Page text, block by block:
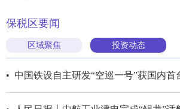
保税区要闻
区域聚焦 投资动态